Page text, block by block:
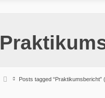
Posts tagged “Praktikumsbericht”